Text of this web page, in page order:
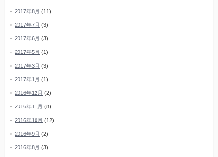
2017年8月 (11)
2017年7月 (3)
2017年6月 (3)
2017年5月 (1)
2017年3月 (3)
2017年1月 (1)
2016年12月 (2)
2016年11月 (8)
2016年10月 (12)
2016年9月 (2)
2016年8月 (3)